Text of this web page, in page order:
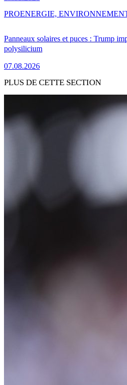
Panneaux solaires et puces : Trump
polysilicium
07.08.2026
PROENERGIE,
PLUS DE CETTE SECTION